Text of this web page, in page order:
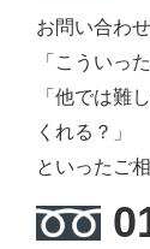
お問い合わ
「こういっ
「他では難
くれる？」
といったご